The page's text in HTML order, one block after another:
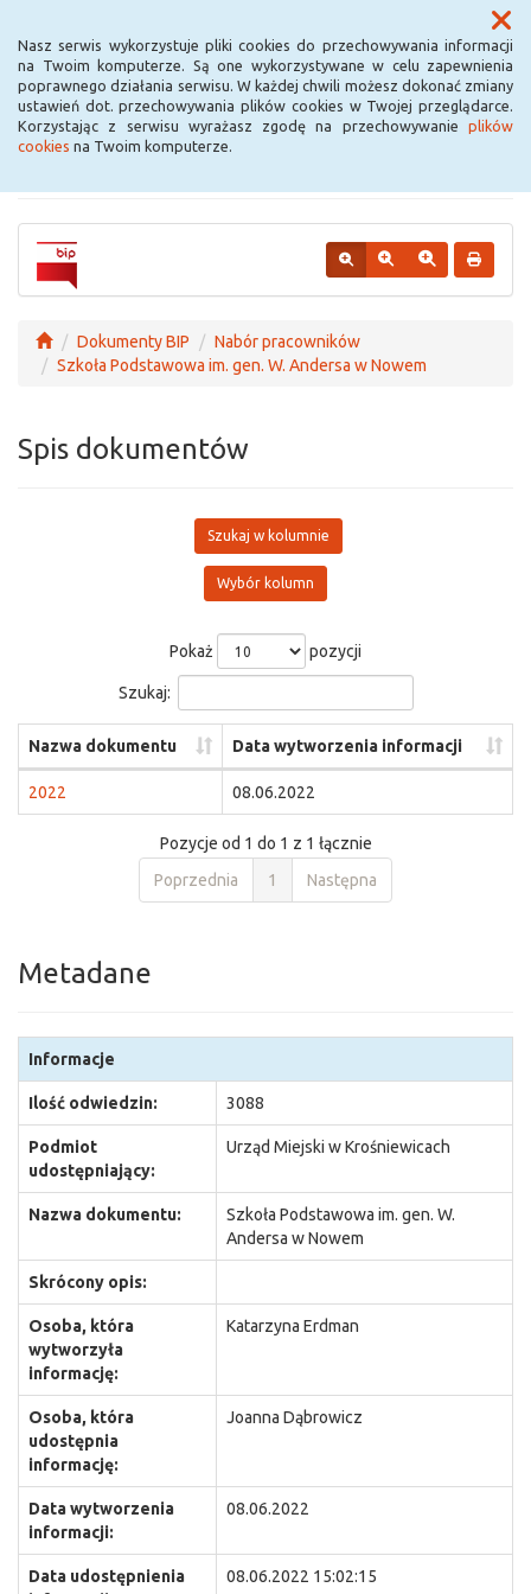
Nasz serwis wykorzystuje pliki cookies do przechowywania informacji
na Twoim komputerze. Są one wykorzystywane w celu zapewnienia
poprawnego działania serwisu. W każdej chwili możesz dokonać zmiany
ustawień dot. przechowywania plików cookies w Twojej przeglądarce.
Korzystając z serwisu wyrażasz zgodę na przechowywanie plików
cookies na Twoim komputerze.
Menu
Urząd Miejski w
Krośniewicach
Dokumenty BIP
Nabór pracowników
Szkoła Podstawowa im. gen. W. Andersa w Nowem
Spis dokumentów
Szukaj w kolumnie
Wybór kolumn
Pokaż pozycji
Szukaj:
Nazwa dokumentu Data wytworzenia informacji
2022 08.06.2022
Pozycje od 1 do 1 z 1 łącznie
Poprzednia
1 Następna
Metadane
Informacje
Ilość odwiedzin: 3088
Podmiot
udostępniający:
Urząd Miejski w Krośniewicach
Nazwa dokumentu:
Szkoła Podstawowa im. gen. W.
Andersa w Nowem
Skrócony opis:
Osoba, która
wytworzyła
informację:
Katarzyna Erdman
Osoba, która
udostępnia
informację:
Joanna Dąbrowicz
Data wytworzenia
informacji:
08.06.2022
Data udostępnienia
08.06.2022 15:02:15